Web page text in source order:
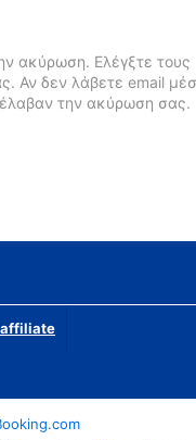
ακύρωση. Ελέγξτε τους
Αν δεν λάβετε email
την ακύρωση σας.
affiliate